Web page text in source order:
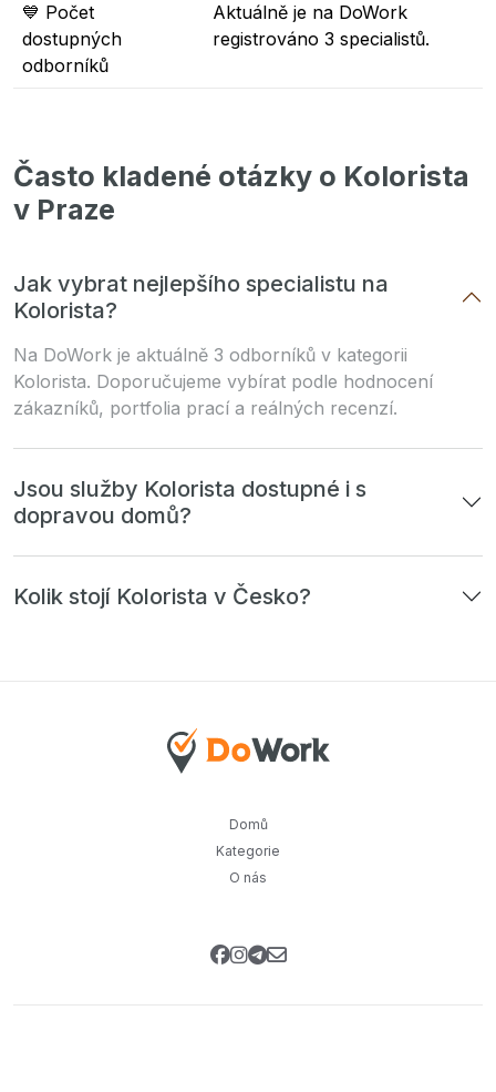
💙 Počet
dostupných
odborníků
Aktuálně je na DoWork
registrováno 3 specialistů.
Často kladené otázky o Kolorista
v Praze
Jak vybrat nejlepšího specialistu na
Kolorista?
Na DoWork je aktuálně 3 odborníků v kategorii
Kolorista. Doporučujeme vybírat podle hodnocení
zákazníků, portfolia prací a reálných recenzí.
Jsou služby Kolorista dostupné i s
dopravou domů?
Kolik stojí Kolorista v Česko?
Domů
Kategorie
O nás